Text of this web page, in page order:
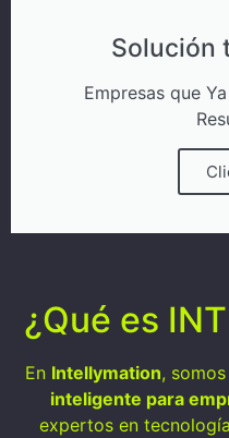
Solución
Empresas que
¿Qué es
En Intellymation,
inteligente para
expertos en